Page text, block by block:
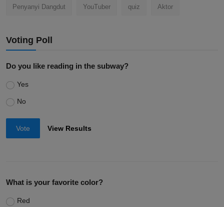
Penyanyi Dangdut YouTuber quiz Aktor
Voting Poll
Do you like reading in the subway?
Yes
No
Vote View Results
What is your favorite color?
Red